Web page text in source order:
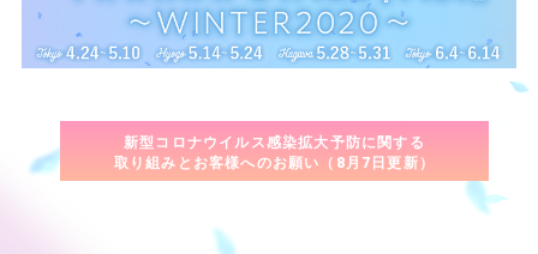
新型コロナウイルス感染拡大予防に関する
取り組みとお客様へのお願い（8月7日更新）